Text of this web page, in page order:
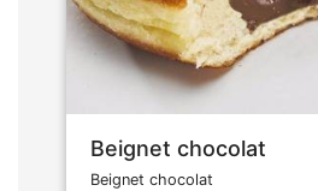
Beignet chocolat
Beignet chocolat